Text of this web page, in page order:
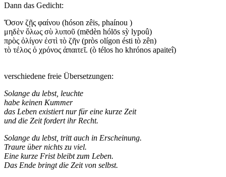
Dann das Gedicht:
Ὅσον ζῇς φαίνου (hóson zêis, phaínou )
μηδὲν ὅλως σὺ λυποῦ (mēdèn hólōs sỳ lypoû)
πρὸς ὀλίγον ἐστὶ τὸ ζῆν (pròs olígon ésti tò zên)
τὸ τέλος ὁ χρόνος ἀπαιτεῖ. (ò télos ho khrónos apaiteî)
verschiedene freie Übersetzungen:
Solange du lebst, leuchte
habe keinen Kummer
das Leben existiert nur für eine kurze Zeit
und die Zeit fordert ihr Recht.
Solange du lebst, tritt auch in Erscheinung.
Traure über nichts zu viel.
Eine kurze Frist bleibt zum Leben.
Das Ende bringt die Zeit von selbst.